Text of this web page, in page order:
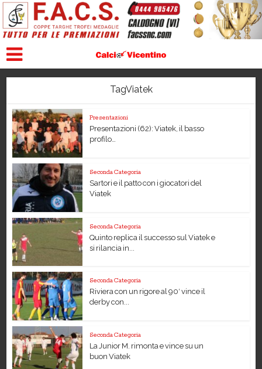
TagViatek
Presentazioni
Presentazioni (62): Viatek, il basso
profilo…
Seconda Categoria
Sartori e il patto con i giocatori del
Viatek
Seconda Categoria
Quinto replica il successo sul Viatek e
si rilancia in...
Seconda Categoria
Riviera con un rigore al 90′ vince il
derby con...
Seconda Categoria
La Junior M. rimonta e vince su un
buon Viatek